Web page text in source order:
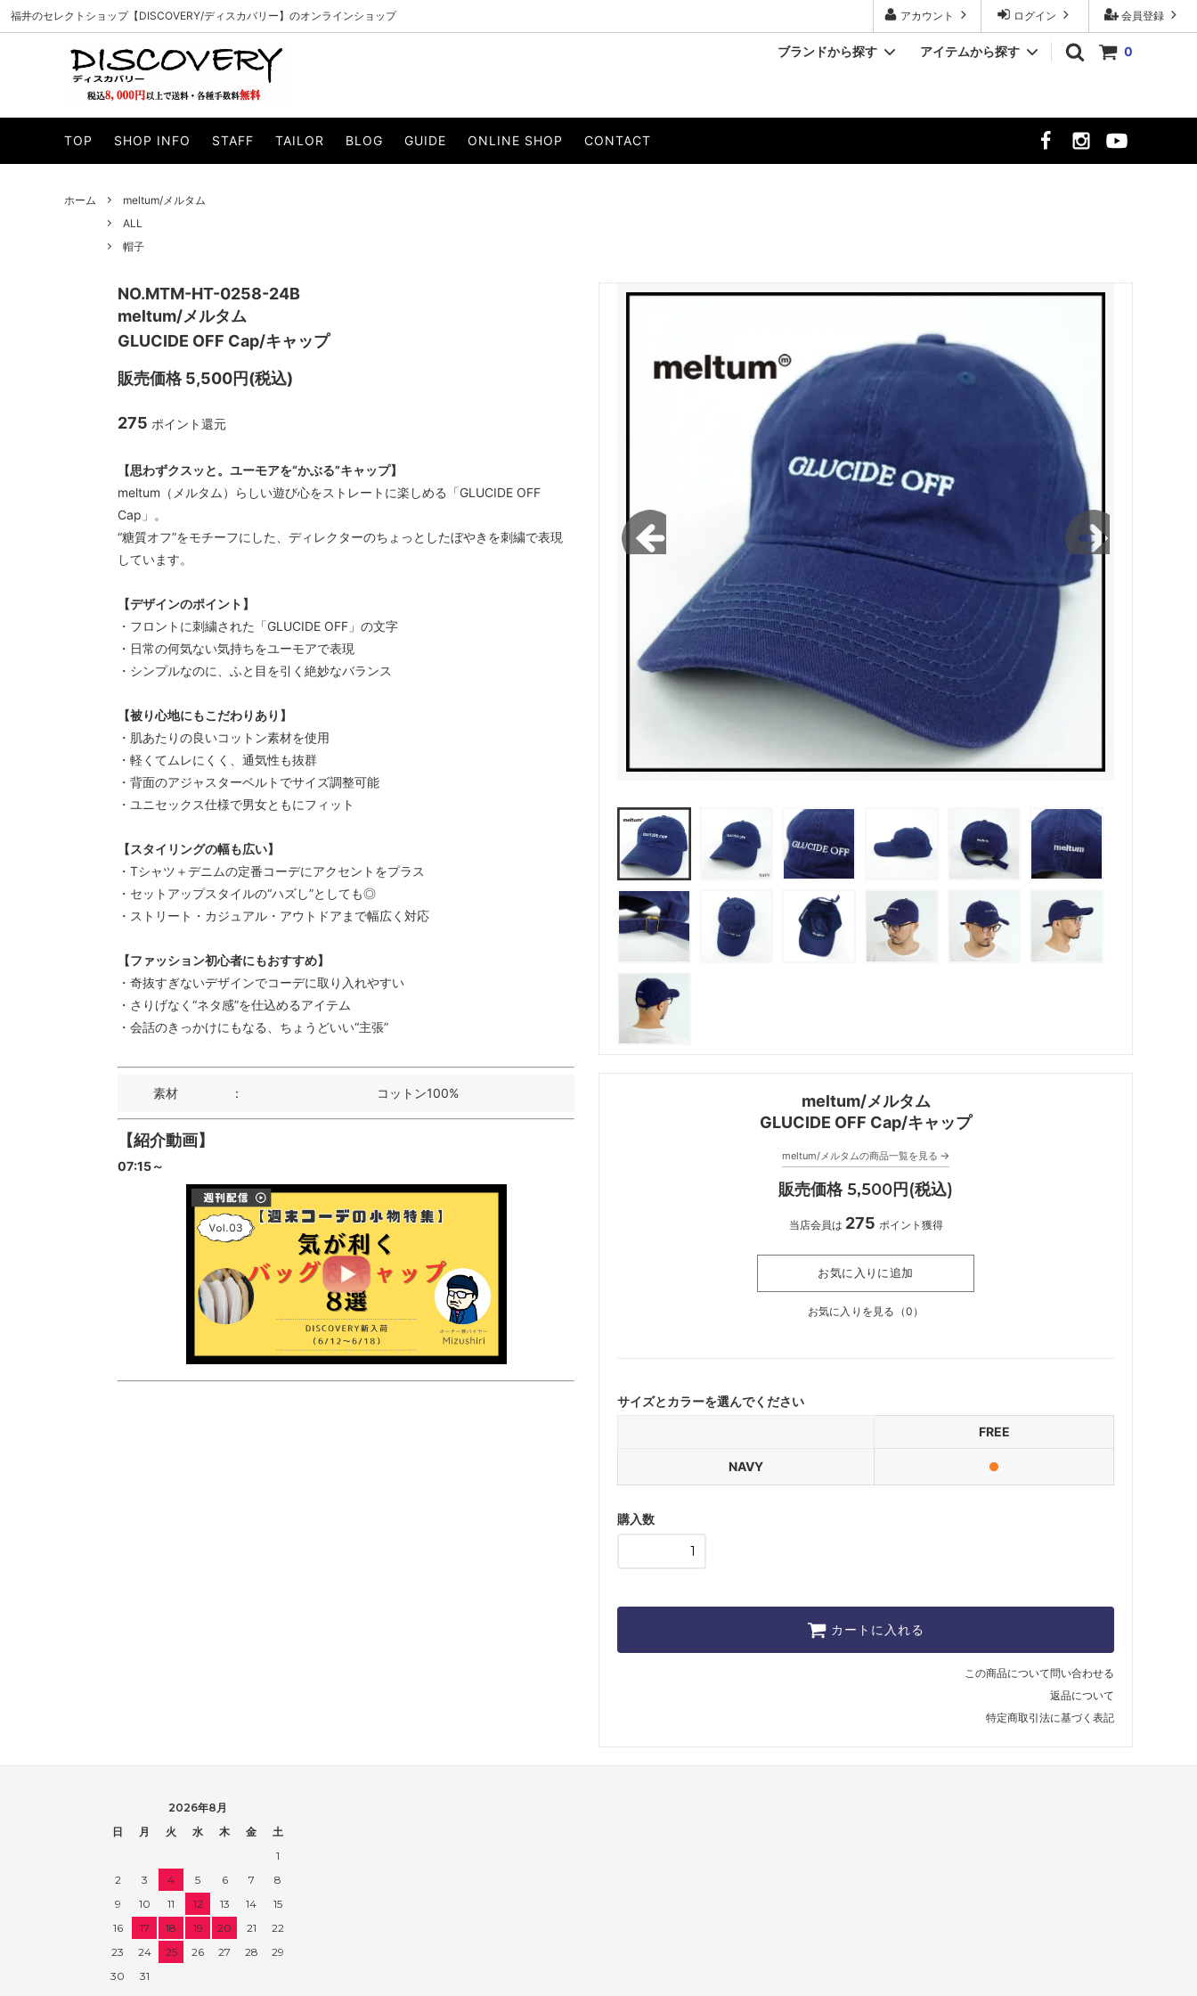
会員登録
ログイン
アカウント
福井のセレクトショップ【DISCOVERY/ディスカバリー】のオンラインショップ
0
ブランドから探す
MANUAL ALPHABET/マニュアルアルファベ
ット
WHEELROBE/ウィールローブ PERS PROJECTS/パースプロジェクト
VAGUE WATCH CO./ヴァーグウォッチカン
WELLDER/ウェルダー
SUNCORE/サンコア
unre:count/アンリカウント hayt/ハイト
Modem design/モデムデザイン PRODUCT LAB./プロダクトラボ Si/エスアイ
Bernabeu/ベルナベウ
アイテムから探す
ニット・スウェット カットソー・Tシャツ パンツ
サイフ・バッグ
TOP SHOP INFO STAFF TAILOR BLOG GUIDE ONLINE SHOP CONTACT
ホーム
meltum/メルタム
ALL
帽子
meltum/メルタム
GLUCIDE OFF Cap/キャップ
meltum/メルタムの商品一覧を見る →
販売価格 5,500円(税込)
当店会員は 275 ポイント獲得
お気に入りに追加
お気に入りを見る（0 ）
サイズとカラーを選んでください
FREE
NAVY
購入数
カートに入れる
この商品について問い合わせる
返品について
特定商取引法に基づく表記
NO.MTM-HT-0258-24B
meltum/メルタム
GLUCIDE OFF Cap/キャップ
販売価格 5,500円(税込)
275 ポイント還元
【思わずクスッと。ユーモアを“かぶる”キャップ】
meltum（メルタム）らしい遊び心をストレートに楽しめる「GLUCIDE OFF
Cap」。
“糖質オフ”をモチーフにした、ディレクターのちょっとしたぼやきを刺繍で表現
しています。
【デザインのポイント】
・フロントに刺繍された「GLUCIDE OFF」の文字
・日常の何気ない気持ちをユーモアで表現
・シンプルなのに、ふと目を引く絶妙なバランス
【被り心地にもこだわりあり】
・肌あたりの良いコットン素材を使用
・軽くてムレにくく、通気性も抜群
・背面のアジャスターベルトでサイズ調整可能
・ユニセックス仕様で男女ともにフィット
【スタイリングの幅も広い】
・Tシャツ＋デニムの定番コーデにアクセントをプラス
・セットアップスタイルの“ハズし”としても◎
・ストリート・カジュアル・アウトドアまで幅広く対応
【ファッション初心者にもおすすめ】
・奇抜すぎないデザインでコーデに取り入れやすい
・さりげなく“ネタ感”を仕込めるアイテム
・会話のきっかけにもなる、ちょうどいい“主張”
素材 ： コットン100%
【紹介動画】
07:15～
2026年8月
日
月 火 水 木 金
土
1
2
3 4 5 6 7
8
9
10 11 12 13 14
15
16
17 18 19 20 21
22
23
24 25 26 27 28
29
30
31